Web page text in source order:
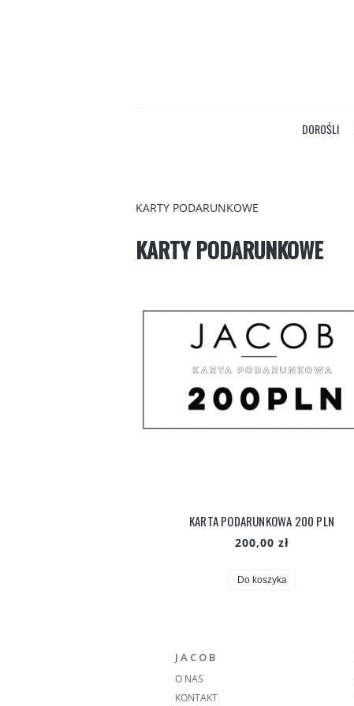
DOROŚLI
KARTY PODARUNKOWE
KARTY PODARUNKOWE
KARTA PODARUNKOWA 200 PLN
200,00 zł
Do koszyka
J A C O B
O NAS
KONTAKT